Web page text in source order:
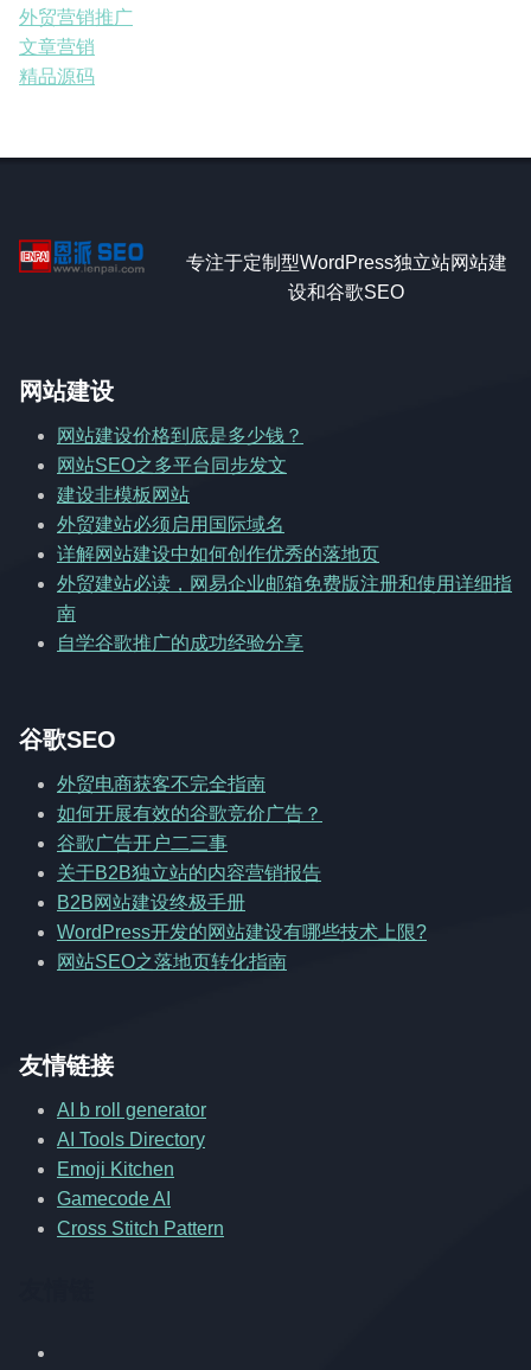
外贸营销推广
文章营销
精品源码
专注于定制型WordPress独立站网站建
设和谷歌SEO
网站建设
网站建设价格到底是多少钱？
网站SEO之多平台同步发文
建设非模板网站
外贸建站必须启用国际域名
详解网站建设中如何创作优秀的落地页
外贸建站必读，网易企业邮箱免费版注册和使用详细指
南
自学谷歌推广的成功经验分享
谷歌SEO
外贸电商获客不完全指南
如何开展有效的谷歌竞价广告？
谷歌广告开户二三事
关于B2B独立站的内容营销报告
B2B网站建设终极手册
WordPress开发的网站建设有哪些技术上限?
网站SEO之落地页转化指南
友情链接
AI b roll generator
AI Tools Directory
Emoji Kitchen
Gamecode AI
Cross Stitch Pattern